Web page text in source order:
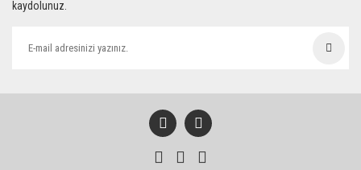
kaydolunuz.